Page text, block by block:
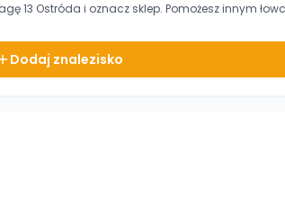
13 Ostróda i oznacz sklep. Pomożesz innym
Dodaj znalezisko